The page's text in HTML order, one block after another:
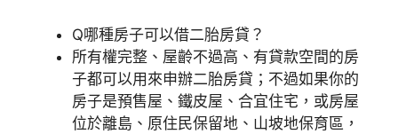
Q哪種房子可以借二胎房貸？
所有權完整、屋齡不過高、有貸款空間的房
子都可以用來申辦二胎房貸；不過如果你的
房子是預售屋、鐵皮屋、合宜住宅，或房屋
位於離島、原住民保留地、山坡地保育區，